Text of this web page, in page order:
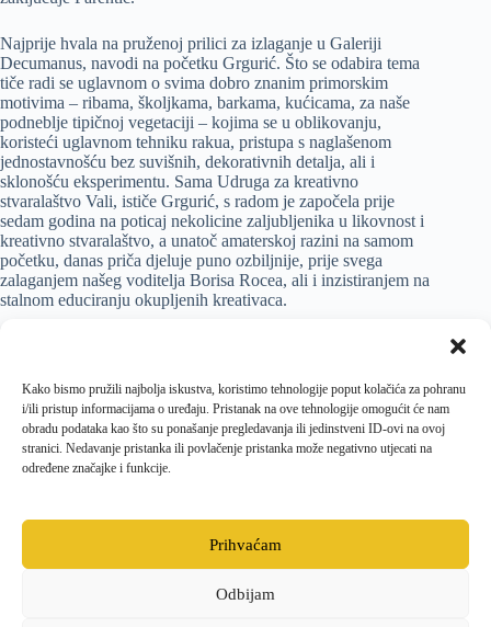
Kako bismo pružili najbolja iskustva, koristimo tehnologije poput kolačića za pohranu
i/ili pristup informacijama o uređaju. Pristanak na ove tehnologije omogućit će nam
obradu podataka kao što su ponašanje pregledavanja ili jedinstveni ID-ovi na ovoj
stranici. Nedavanje pristanka ili povlačenje pristanka može negativno utjecati na
određene značajke i funkcije.
Prihvaćam
Odbijam
Najprije hvala na pruženoj prilici za izlaganje u Galeriji
Decumanus, navodi na početku Grgurić. Što se odabira tema
tiče radi se uglavnom o svima dobro znanim primorskim
motivima – ribama, školjkama, barkama, kućicama, za naše
podneblje tipičnoj vegetaciji – kojima se u oblikovanju,
koristeći uglavnom tehniku rakua, pristupa s naglašenom
jednostavnošću bez suvišnih, dekorativnih detalja, ali i
sklonošću eksperimentu. Sama Udruga za kreativno
stvaralaštvo Vali, ističe Grgurić, s radom je započela prije
sedam godina na poticaj nekolicine zaljubljenika u likovnost i
kreativno stvaralaštvo, a unatoč amaterskoj razini na samom
početku, danas priča djeluje puno ozbiljnije, prije svega
zalaganjem našeg voditelja Borisa Rocea, ali i inzistiranjem na
stalnom educiranju okupljenih kreativaca.
do 13.00 sati ili uz prethodnu najavu organizatoru Centru za
kulturu Grada Krka na 051 220 041 ilikultura@gradkrk.net.
PRETHODNI SLJEDEĆI